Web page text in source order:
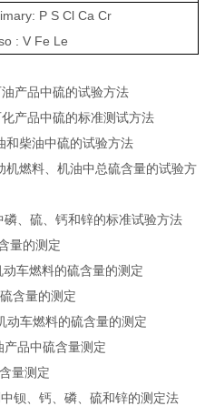
P S Cl Ca Cr
: V Fe Le
产品中硫的试验方法
产品中硫的标准测试方法
和柴油中硫的试验方法
机燃料、机油中总硫含量的试验方
磷、硫、钙和锌的标准试验方法
量的测定
动车燃料的硫含量的测定
含量的测定
动车燃料的硫含量的测定
产品中硫含量测定
量测定
钡、钙、磷、硫和锌的测定法